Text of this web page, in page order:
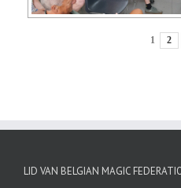
1 2
LID VAN BELGIAN MAGIC